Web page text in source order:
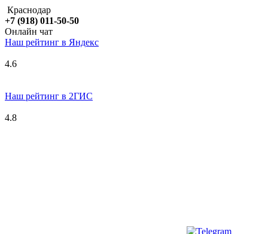
Краснодар
+7 (918) 011-50-50
Онлайн чат
Наш рейтинг в Яндекс
4.6
Наш рейтинг в 2ГИС
4.8